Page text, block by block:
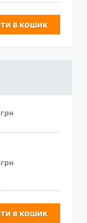
в кошик
в кошик